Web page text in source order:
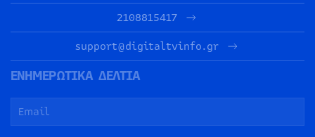
2108815417
support@digitaltvinfo.gr
ΕΝΗΜΕΡΩΤΙΚΑ ΔΕΛΤΙΑ